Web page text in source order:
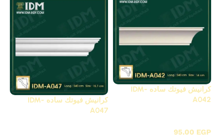
كرانيش فيوتك ساده IDM-
A042
95.00 EGP
كرانيش فيوتك ساده IDM-
A047